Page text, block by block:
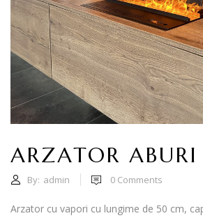
ARZATOR
By: admin 0 Comments
Arzator cu vapori cu lungime de 50 cm,